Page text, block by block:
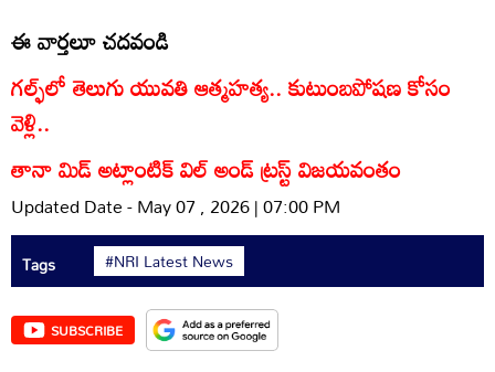
ఈ వార్తలూ చదవండి
గల్ఫ్‌లో తెలుగు యువతి ఆత్మహత్య.. కుటుంబపోషణ కోసం
వెళ్లి..
తానా మిడ్ అట్లాంటిక్ విల్ అండ్ ట్రస్ట్ విజయవంతం
Updated Date - May 07 , 2026 | 07:00 PM
Tags #NRI Latest News
SUBSCRIBE